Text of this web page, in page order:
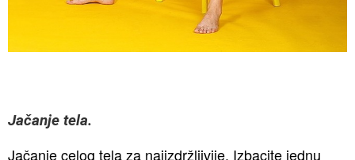
Jačanje tela.
Jačanje celog tela za najizdržljivije. Izbacite jednu